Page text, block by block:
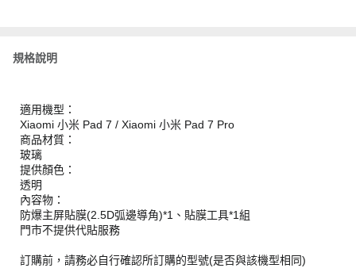
規格說明
適用機型：
Xiaomi 小米 Pad 7 / Xiaomi 小米 Pad 7 Pro
商品材質：
玻璃
提供顏色：
透明
內容物：
防爆主屏貼膜(2.5D弧邊導角)*1、貼膜工具*1組
門市不提供代貼服務
訂購前，請務必自行確認所訂購的型號(是否與該機型相同)